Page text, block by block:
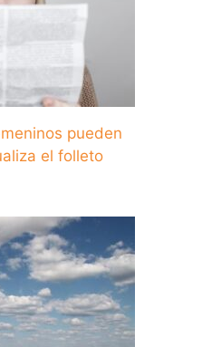
pueden
el folleto